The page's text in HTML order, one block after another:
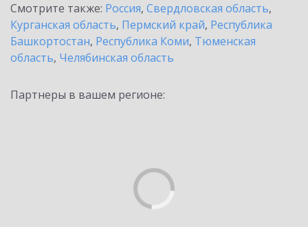
Смотрите также: Россия, Свердловская область,
Курганская область, Пермский край, Республика
Башкортостан, Республика Коми, Тюменская
область, Челябинская область
Партнеры в вашем регионе: